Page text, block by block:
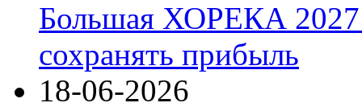
Большая ХОРЕКА 2027:
сохранять прибыль
18-06-2026